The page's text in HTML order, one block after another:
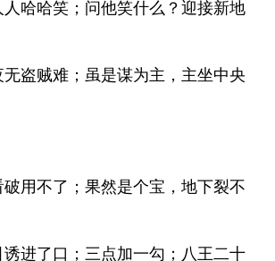
哈哈笑；问他笑什么？迎接新地
盗贼难；虽是谋为主，主坐中央
用不了；果然是个宝，地下裂不
进了口；三点加一勾；八王二十